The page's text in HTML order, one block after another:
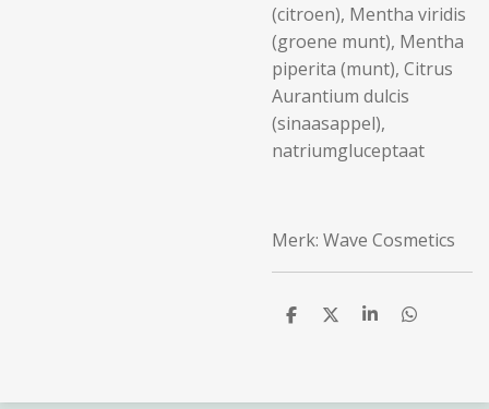
(citroen), Mentha viridis
(groene munt), Mentha
piperita (munt), Citrus
Aurantium dulcis
(sinaasappel),
natriumgluceptaat
Merk: Wave Cosmetics
D
D
S
D